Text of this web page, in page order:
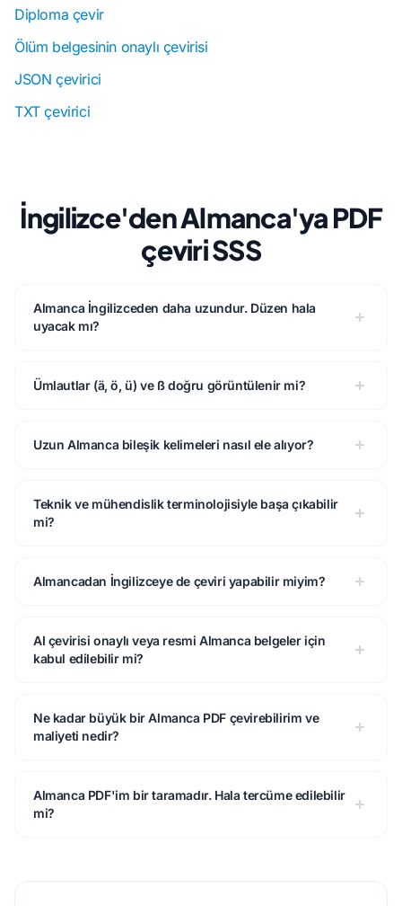
Diploma çevir
Ölüm belgesinin onaylı çevirisi
JSON çevirici
TXT çevirici
İngilizce'den Almanca'ya PDF
çeviri SSS
Almanca İngilizceden daha uzundur. Düzen hala
uyacak mı?
Ümlautlar (ä, ö, ü) ve ß doğru görüntülenir mi?
Uzun Almanca bileşik kelimeleri nasıl ele alıyor?
Teknik ve mühendislik terminolojisiyle başa çıkabilir
mi?
Almancadan İngilizceye de çeviri yapabilir miyim?
AI çevirisi onaylı veya resmi Almanca belgeler için
kabul edilebilir mi?
Ne kadar büyük bir Almanca PDF çevirebilirim ve
maliyeti nedir?
Almanca PDF'im bir taramadır. Hala tercüme edilebilir
mi?